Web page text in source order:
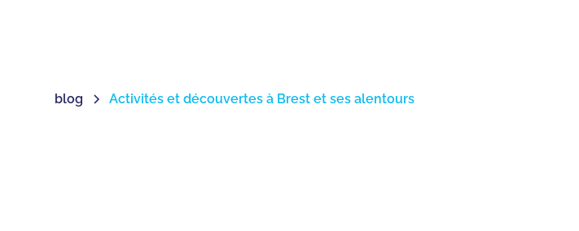
blog Activités et découvertes à Brest et ses alentours